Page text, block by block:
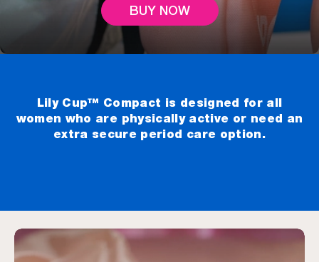
BUY NOW
Lily Cup™ Compact is designed for all
women who are physically active or need an
extra secure period care option.